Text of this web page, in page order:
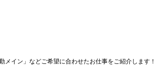
イン」などご希望に合わせたお仕事をご紹介します！